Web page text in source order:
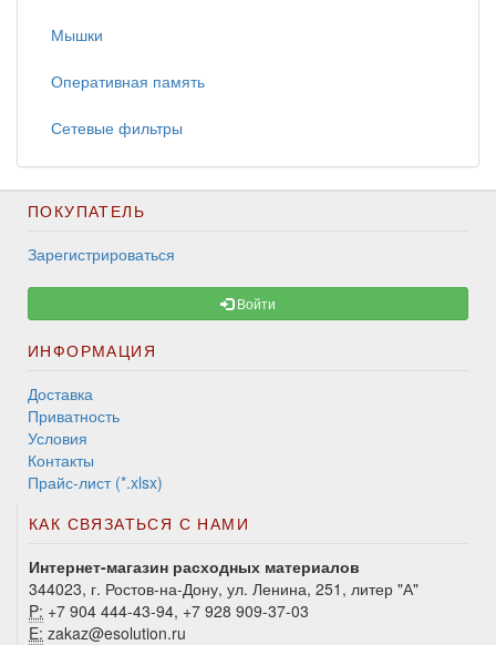
Мышки
Оперативная память
Сетевые фильтры
ПОКУПАТЕЛЬ
Зарегистрироваться
Войти
ИНФОРМАЦИЯ
Доставка
Приватность
Условия
Контакты
Прайс-лист (*.xlsx)
КАК СВЯЗАТЬСЯ С НАМИ
Интернет-магазин расходных материалов
344023, г. Ростов-на-Дону, ул. Ленина, 251, литер "А"
P: +7 904 444-43-94, +7 928 909-37-03
E: zakaz@esolution.ru